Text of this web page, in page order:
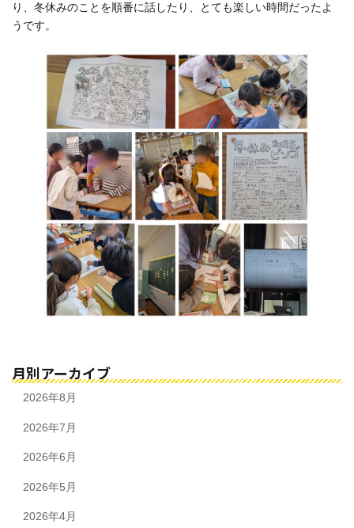
り、冬休みのことを順番に話したり、とても楽しい時間だったよ
うです。
月別アーカイブ
2026年8月
2026年7月
2026年6月
2026年5月
2026年4月